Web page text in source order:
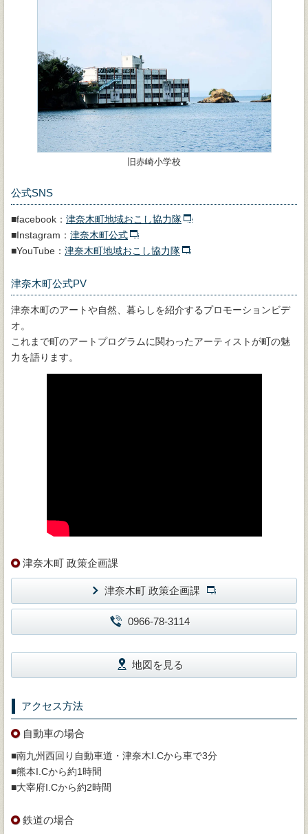
旧赤崎小学校
公式SNS
■facebook： 津奈木町地域おこし協力隊
■Instagram： 津奈木町公式
■YouTube： 津奈木町地域おこし協力隊
津奈木町公式PV
津奈木町のアートや自然、暮らしを紹介するプロモーションビデ
オ。
これまで町のアートプログラムに関わったアーティストが町の魅
力を語ります。
津奈木町 政策企画課
津奈木町 政策企画課
0966-78-3114
地図を見る
アクセス方法
自動車の場合
■南九州西回り自動車道・津奈木I.Cから車で3分
■熊本I.Cから約1時間
■大宰府I.Cから約2時間
鉄道の場合